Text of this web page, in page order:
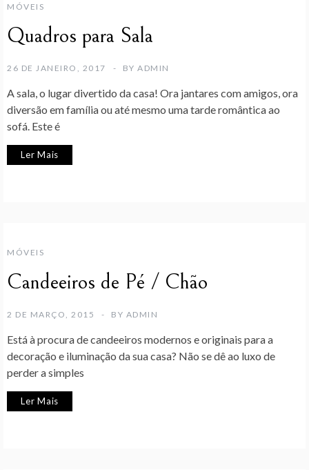
MÓVEIS
Quadros para Sala
26 DE JANEIRO, 2017 BY ADMIN
A sala, o lugar divertido da casa! Ora jantares com amigos, ora
diversão em família ou até mesmo uma tarde romântica ao
sofá. Este é
Ler Mais
MÓVEIS
Candeeiros de Pé / Chão
2 DE MARÇO, 2015 BY ADMIN
Está à procura de candeeiros modernos e originais para a
decoração e iluminação da sua casa? Não se dê ao luxo de
perder a simples
Ler Mais